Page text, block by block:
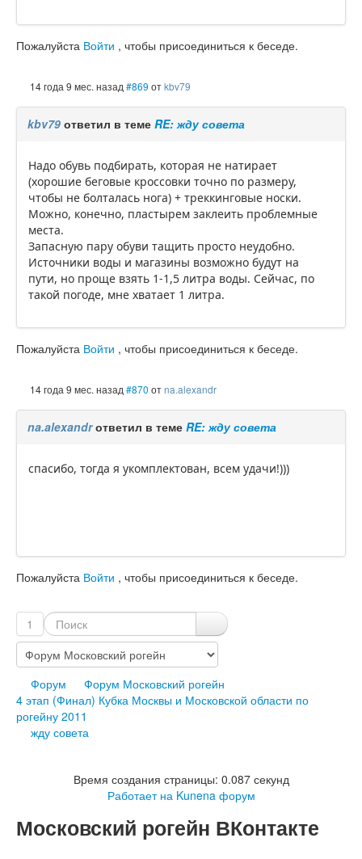
Пожалуйста Войти , чтобы присоединиться к беседе.
14 года 9 мес. назад #869 отkbv79
kbv79 ответил в теме RE: жду совета
Надо обувь подбирать, которая не натирает
(хорошие беговые кроссовки точно по размеру,
чтобы не болталась нога) + треккинговые носки.
Можно, конечно, пластырем заклеить проблемные
места.
Запасную пару обуви тащить просто неудобно.
Источники воды и магазины возможно будут на
пути, но проще взять 1-1,5 литра воды. Сейчас, по
такой погоде, мне хватает 1 литра.
Пожалуйста Войти , чтобы присоединиться к беседе.
14 года 9 мес. назад #870 отna.alexandr
na.alexandrответил в теме RE: жду совета
спасибо, тогда я укомплектован, всем удачи!)))
Пожалуйста Войти , чтобы присоединиться к беседе.
1
Форум
Форум Московский рогейн
4 этап (Финал) Кубка Москвы и Московской области по
рогейну 2011
жду совета
Время создания страницы: 0.087 секунд
Работает на Kunena форум
Московский рогейн ВКонтакте